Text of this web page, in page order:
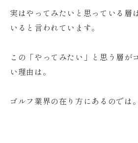
実はやってみたいと思っている層
いると言われています。
この「やってみたい」と思う層が
い理由は。
ゴルフ業界の在り方にあるのでは。